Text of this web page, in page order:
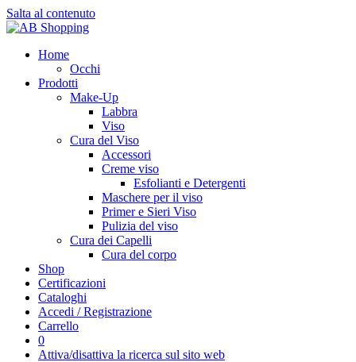
Salta al contenuto
Home
Occhi
Prodotti
Make-Up
Labbra
Viso
Cura del Viso
Accessori
Creme viso
Esfolianti e Detergenti
Maschere per il viso
Primer e Sieri Viso
Pulizia del viso
Cura dei Capelli
Cura del corpo
Shop
Certificazioni
Cataloghi
Accedi / Registrazione
Carrello
0
Attiva/disattiva la ricerca sul sito web